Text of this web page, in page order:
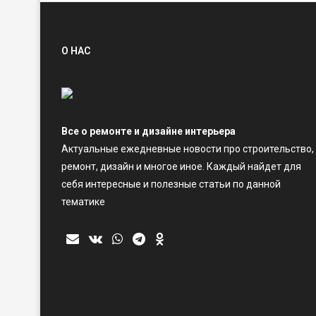
О НАС
Все о ремонте и дизайне интерьера
Актуальные ежедневные новости про строительство,
ремонт, дизайн и многое иное. Каждый найдет для
себя интересные и полезные статьи по данной
тематике